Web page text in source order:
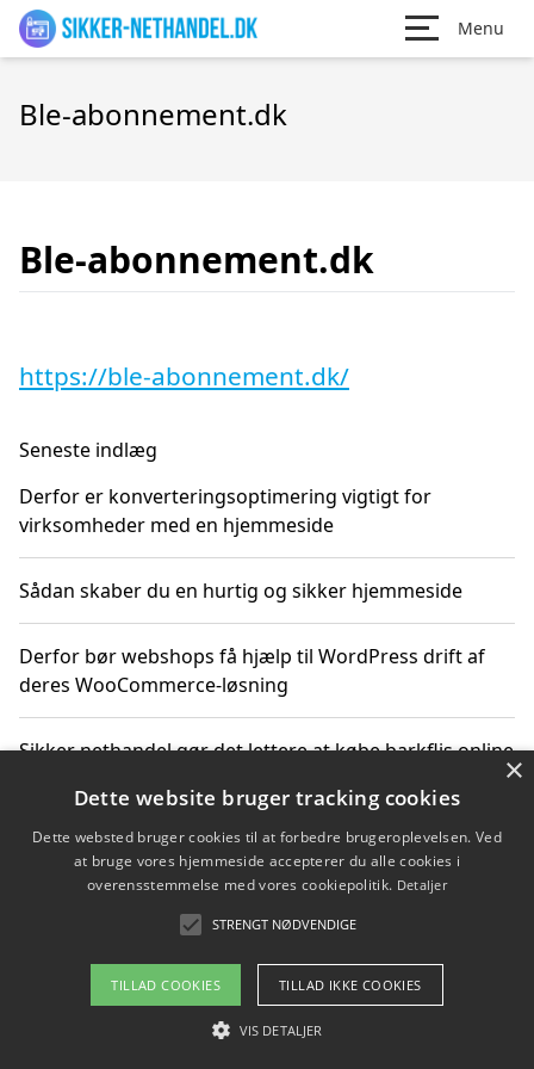
Menu
Ble-abonnement.dk
Ble-abonnement.dk
https://ble-abonnement.dk/
Seneste indlæg
Derfor er konverteringsoptimering vigtigt for
virksomheder med en hjemmeside
Sådan skaber du en hurtig og sikker hjemmeside
Derfor bør webshops få hjælp til WordPress drift af
deres WooCommerce-løsning
Sikker nethandel gør det lettere at købe barkflis online
Ting du bør vide før du vælger webbureau i Aarhus
Copyright 2026 - Pilanto Aps
Om / kontakt
Blog Betingelser
×
Dette website bruger tracking cookies
Dette websted bruger cookies til at forbedre brugeroplevelsen. Ved
at bruge vores hjemmeside accepterer du alle cookies i
overensstemmelse med vores cookiepolitik. Detaljer
STRENGT NØDVENDIGE
TILLAD COOKIES TILLAD IKKE COOKIES
VIS DETALJER